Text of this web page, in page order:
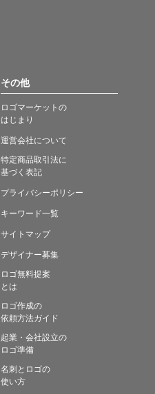
その他
ロゴマーケットの
はじまり
運営会社について
特定商品取引法に
基づく表記
プライバシーポリシー
キーワード一覧
サイトマップ
デザイナー募集
ロゴ無料提案
とは
ロゴ作成の
依頼方法ガイド
起業・会社設立の
ロゴ準備
名刺とロゴの
使い方